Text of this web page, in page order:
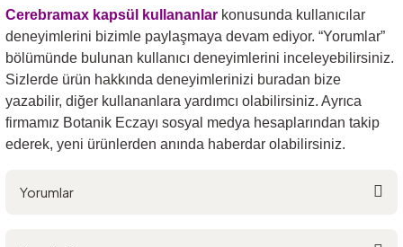
Cerebramax kapsül kullananlar konusunda kullanıcılar
deneyimlerini bizimle paylaşmaya devam ediyor. “Yorumlar”
bölümünde bulunan kullanıcı deneyimlerini inceleyebilirsiniz.
Sizlerde ürün hakkında deneyimlerinizi buradan bize
yazabilir, diğer kullananlara yardımcı olabilirsiniz. Ayrıca
firmamız Botanik Eczayı sosyal medya hesaplarından takip
ederek, yeni ürünlerden anında haberdar olabilirsiniz.
Yorumlar